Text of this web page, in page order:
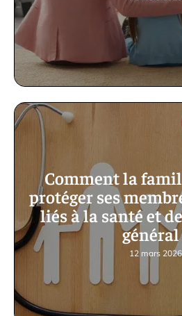
Comment la
protéger ses
liés à la santé et
général
12 mars 2026